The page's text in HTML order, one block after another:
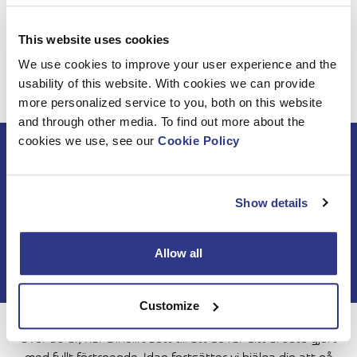
This website uses cookies
We use cookies to improve your user experience and the
usability of this website. With cookies we can provide
more personalized service to you, both on this website
and through other media. To find out more about the
cookies we use, see our Cookie Policy
Show details
Allow all
Customize
God Jul och Framgångsrikt Nytt År 2021!
nyhetsbrev
Över 50 år, har Dinolift sett till att du får ditt arbete gjort